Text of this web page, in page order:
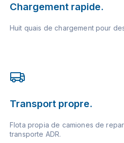
Chargement rapide.
Huit quais de chargement pour
Transport propre.
Flota propia de camiones de
transporte ADR.